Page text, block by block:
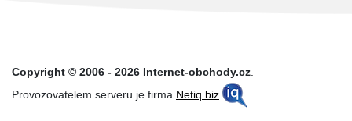
Copyright © 2006 - 2026 Internet-obchody.cz.
Provozovatelem serveru je firma Netiq.biz